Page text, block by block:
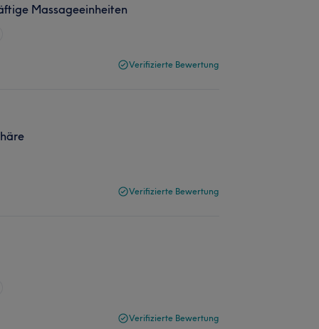
Massageeinheiten
Verifizierte Bewertung
Verifizierte Bewertung
Verifizierte Bewertung